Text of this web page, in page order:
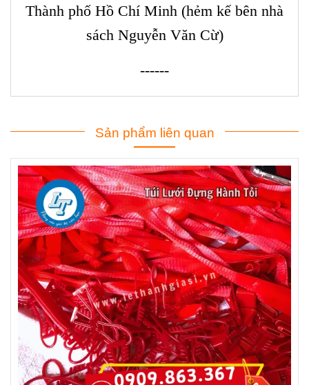
Thành phố Hồ Chí Minh (hẻm kế bên nhà
sách Nguyễn Văn Cừ)
------
Sản phẩm liên quan